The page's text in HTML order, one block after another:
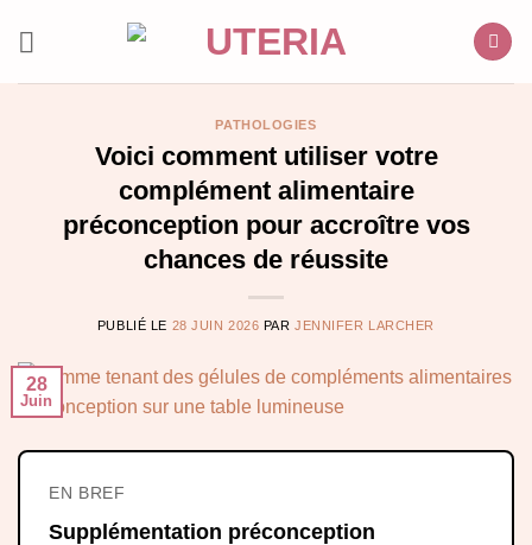
PATHOLOGIES
Voici comment utiliser votre
complément alimentaire
préconception pour accroître vos
chances de réussite
PUBLIÉ LE 28 JUIN 2026 PARJENNIFER LARCHER
28
Juin
EN BREF
Supplémentation préconception